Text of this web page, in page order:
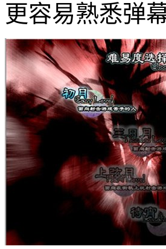
更容易熟悉弹